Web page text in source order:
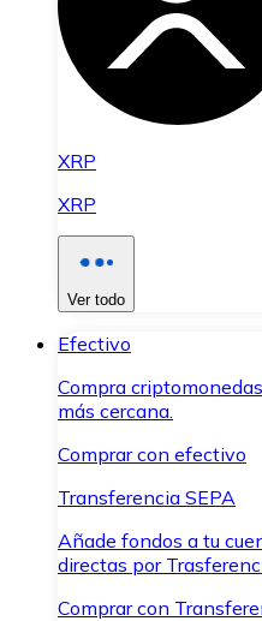
XRP
XRP
Ver todo
Efectivo
Compra
más cercana.
Comprar con efectivo
Transferencia SEPA
Añade fondos a tu
directas por
Comprar con